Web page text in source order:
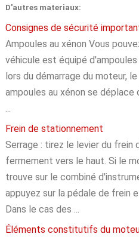
D'autres materiaux:
Consignes de sécurité
Ampoules au xénon Vous
véhicule est équipé
lors du démarrage du moteur,
ampoules au xénon se déplace
Frein de stationnement
Serrage : tirez le levier du frein
fermement vers le haut. Si le
trouve sur le combiné
appuyez sur la pédale de frein
Dans le cas des ...
Éléments constitutifs du